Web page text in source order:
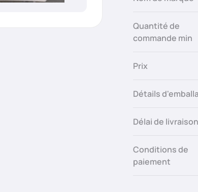
Quantité de
commande min
Prix
Détails
Délai de livraison
Conditions de
paiement